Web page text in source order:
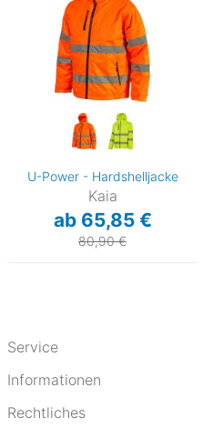
U-Power - Hardshelljacke
Kaia
ab 65,85 €
80,90 €
Service
Informationen
Rechtliches